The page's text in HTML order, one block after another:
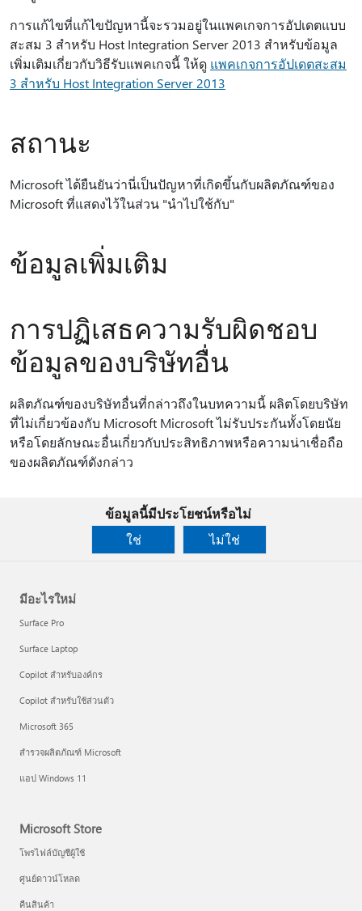
การแก้ไขที่แก้ไขปัญหานี้จะรวมอยู่ในแพคเกจการอัปเดตแบบ
สะสม 3 สําหรับ Host Integration Server 2013 สําหรับข้อมูล
เพิ่มเติมเกี่ยวกับวิธีรับแพคเกจนี้ ให้ดู แพคเกจการอัปเดตสะสม
3 สําหรับ Host Integration Server 2013
สถานะ
Microsoft ได้ยืนยันว่านี่เป็นปัญหาที่เกิดขึ้นกับผลิตภัณฑ์ของ
Microsoft ที่แสดงไว้ในส่วน "นำไปใช้กับ"
ข้อมูลเพิ่มเติม
การปฏิเสธความรับผิดชอบ
ข้อมูลของบริษัทอื่น
ผลิตภัณฑ์ของบริษัทอื่นที่กล่าวถึงในบทความนี้ ผลิตโดยบริษัท
ที่ไม่เกี่ยวข้องกับ Microsoft Microsoft ไม่รับประกันทั้งโดยนัย
หรือโดยลักษณะอื่นเกี่ยวกับประสิทธิภาพหรือความน่าเชื่อถือ
ของผลิตภัณฑ์ดังกล่าว
ข้อมูลนี้มีประโยชน์หรือไม่
ใช่
ไม่ใช่
มีอะไรใหม่
Surface Pro
Surface Laptop
Copilot สำหรับองค์กร
Copilot สำหรับใช้ส่วนตัว
Microsoft 365
สำรวจผลิตภัณฑ์ Microsoft
แอป Windows 11
Microsoft Store
โพรไฟล์บัญชีผู้ใช้
ศูนย์ดาวน์โหลด
คืนสินค้า